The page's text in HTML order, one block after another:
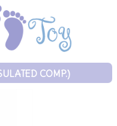
COMP.)